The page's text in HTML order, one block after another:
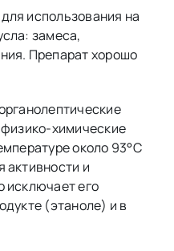
использования на
замеса,
Препарат хорошо
химические
около 93°С
активности и
исключает его
(этаноле) и в